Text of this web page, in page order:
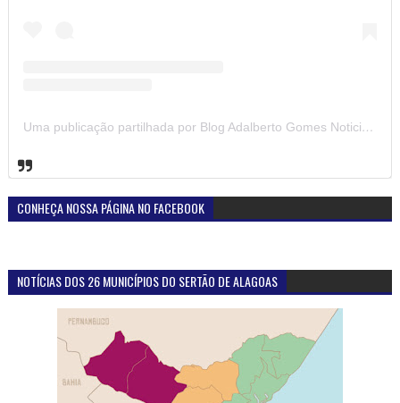
Uma publicação partilhada por Blog Adalberto Gomes Noticias (@blogadalbertogomesnoticiass)
CONHEÇA NOSSA PÁGINA NO FACEBOOK
NOTÍCIAS DOS 26 MUNICÍPIOS DO SERTÃO DE ALAGOAS